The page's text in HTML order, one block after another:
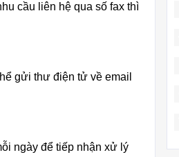
cầu liên hệ qua số fax thì
gửi thư điện tử về email
ngày để tiếp nhận xử lý